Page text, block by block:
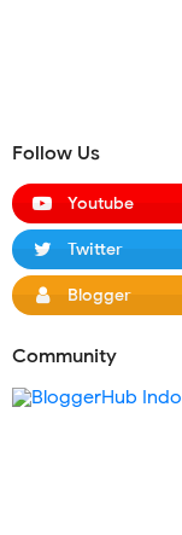
Follow Us
Youtube
Twitter
Blogger
Community